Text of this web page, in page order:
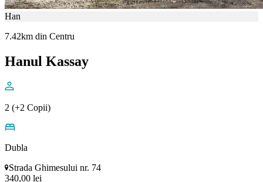
Han
7.42km din Centru
Hanul Kassay
2 (+2 Copii)
Dubla
Strada Ghimesului nr. 74
340,00 lei